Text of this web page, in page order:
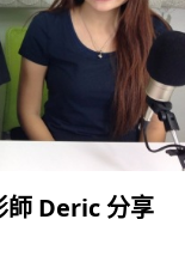
師 Deric 分享